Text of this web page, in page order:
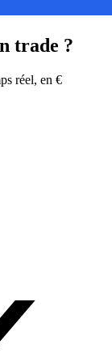
trade ?
réel, en €